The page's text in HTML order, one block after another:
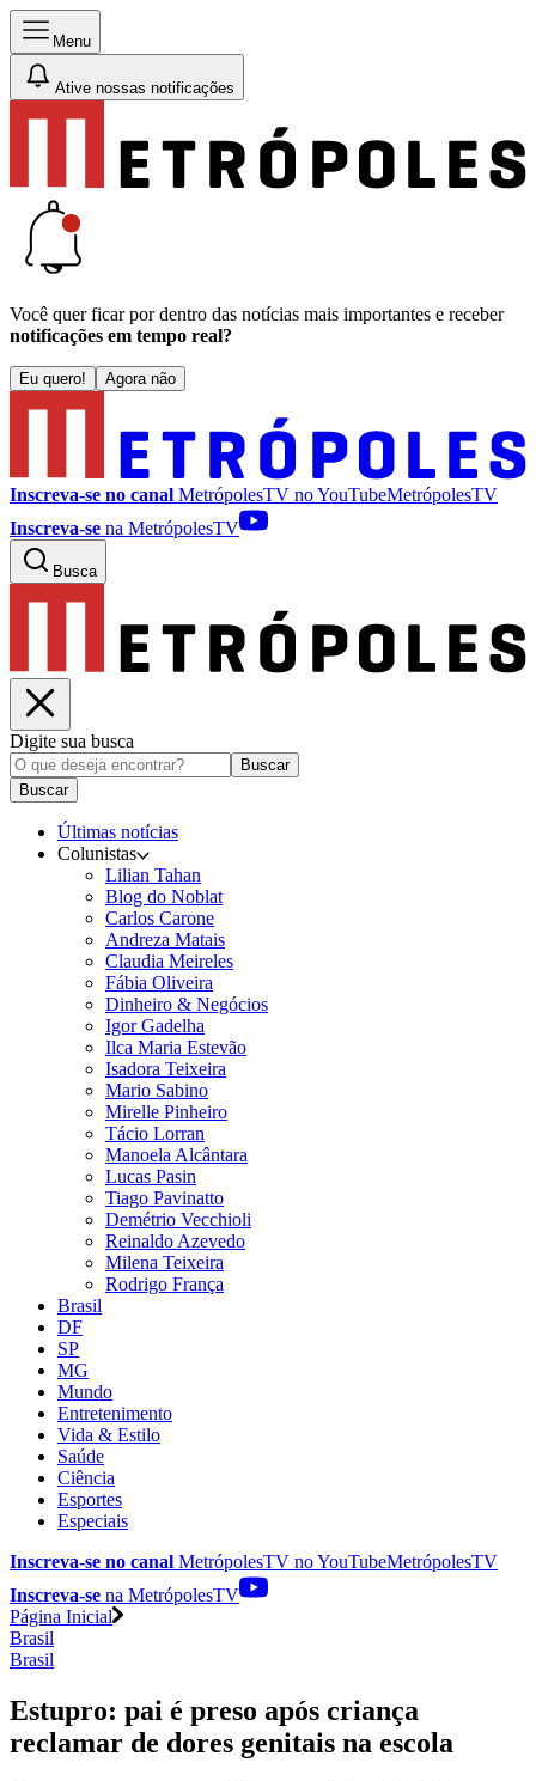
Menu
Ative nossas notificações
Você quer ficar por dentro das notícias mais importantes e receber
notificações em tempo real?
Eu quero! Agora não
Inscreva-se no canal MetrópolesTV noYouTubeMetrópolesTV
Inscreva-se na MetrópolesTV
Busca
Digite sua busca
Buscar
Buscar
Últimas notícias
Colunistas
Lilian Tahan
Blog do Noblat
Carlos Carone
Andreza Matais
Claudia Meireles
Fábia Oliveira
Dinheiro & Negócios
Igor Gadelha
Ilca Maria Estevão
Isadora Teixeira
Mario Sabino
Mirelle Pinheiro
Tácio Lorran
Manoela Alcântara
Lucas Pasin
Tiago Pavinatto
Demétrio Vecchioli
Reinaldo Azevedo
Milena Teixeira
Rodrigo França
Brasil
DF
SP
MG
Mundo
Entretenimento
Vida & Estilo
Saúde
Ciência
Esportes
Especiais
Inscreva-se no canal MetrópolesTV noYouTubeMetrópolesTV
Inscreva-se na MetrópolesTV
Página Inicial
Brasil
Brasil
Estupro: pai é preso após criança
reclamar de dores genitais na escola